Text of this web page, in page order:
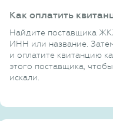
Как оплатить
Найдите поставщика
ИНН или название.
и оплатите квитанцию
этого поставщика,
искали.